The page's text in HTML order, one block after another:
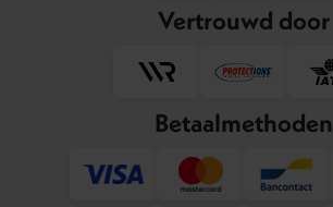
Vertrouwd door
Betaalmethoden